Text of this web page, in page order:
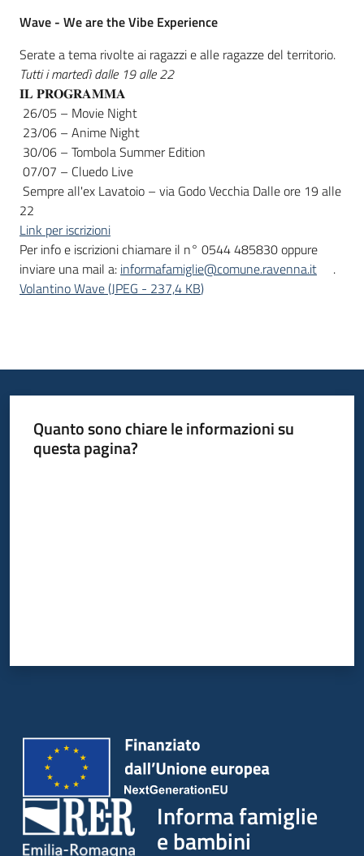
Wave - We are the Vibe Experience
Serate a tema rivolte ai ragazzi e alle ragazze del territorio.
Tutti i martedì dalle 19 alle 22
𝐈𝐋 𝐏𝐑𝐎𝐆𝐑𝐀𝐌𝐌𝐀
26/05 – Movie Night
23/06 – Anime Night
30/06 – Tombola Summer Edition
07/07 – Cluedo Live
Sempre all'ex Lavatoio – via Godo Vecchia Dalle ore 19 alle
22
Link per iscrizioni
Per info e iscrizioni chiamare il n° 0544 485830 oppure
inviare una mail a: informafamiglie@comune.ravenna.it
.
Volantino Wave(JPEG - 237,4 KB)
Quanto sono chiare le informazioni su
questa pagina?
Informa famiglie
e bambini